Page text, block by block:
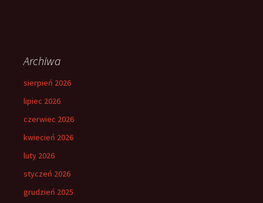
Archiwa
sierpień 2026
lipiec 2026
czerwiec 2026
kwiecień 2026
luty 2026
styczeń 2026
grudzień 2025